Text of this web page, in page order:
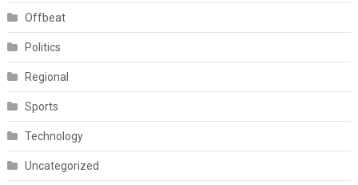
Offbeat
Politics
Regional
Sports
Technology
Uncategorized